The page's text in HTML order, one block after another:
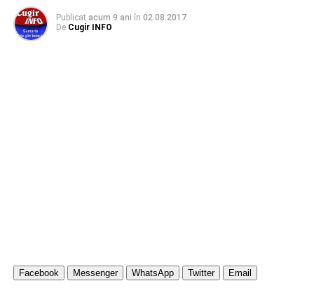
Publicat acum 9 ani în 02.08.2017
De Cugir INFO
Facebook Messenger WhatsApp Twitter Email